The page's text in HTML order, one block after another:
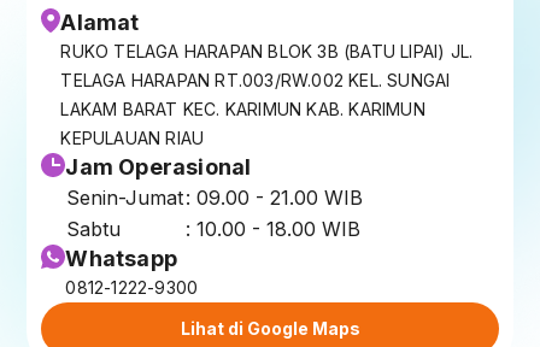
Alamat
RUKO TELAGA HARAPAN BLOK 3B (BATU LIPAI) JL.
TELAGA HARAPAN RT.003/RW.002 KEL. SUNGAI
LAKAM BARAT KEC. KARIMUN KAB. KARIMUN
KEPULAUAN RIAU
Jam Operasional
Senin-Jumat: 09.00 - 21.00 WIB
Sabtu
: 10.00 - 18.00 WIB
Whatsapp
0812-1222-9300
Lihat di Google Maps